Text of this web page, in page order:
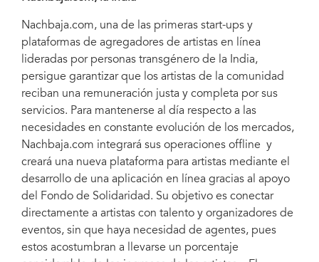
Nachbaja.com, una de las primeras start-ups y
plataformas de agregadores de artistas en línea
lideradas por personas transgénero de la India,
persigue garantizar que los artistas de la comunidad
reciban una remuneración justa y completa por sus
servicios. Para mantenerse al día respecto a las
necesidades en constante evolución de los mercados,
Nachbaja.com integrará sus operaciones offline y
creará una nueva plataforma para artistas mediante el
desarrollo de una aplicación en línea gracias al apoyo
del Fondo de Solidaridad. Su objetivo es conectar
directamente a artistas con talento y organizadores de
eventos, sin que haya necesidad de agentes, pues
estos acostumbran a llevarse un porcentaje